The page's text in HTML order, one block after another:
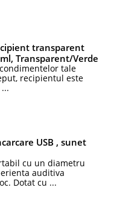
transparent
Transparent/Verde
tale
recipientul este
USB , sunet
cu un diametru
auditiva
Dotat cu ...